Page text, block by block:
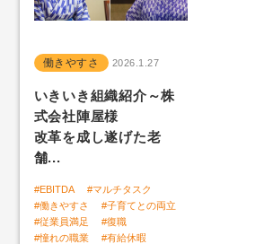
いきいきLAB
お問い合わせ
「自社ファン度」組織サー
いきいきLABトップ
人と組織のいきいき好循環
働きやすさ 2026.1.27
いきいき組織紹介～株
式会社陣屋様
改革を成し遂げた老
舗...
#EBITDA
#マルチタスク
#働きやすさ
#子育てとの両立
#従業員満足
#復職
#憧れの職業
#有給休暇